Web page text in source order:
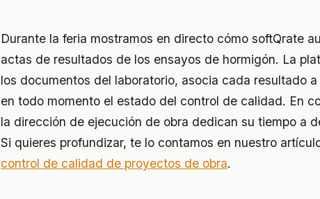
Durante la feria mostramos en directo cómo softQrate
actas de resultados de los ensayos de hormigón. La
los documentos del laboratorio, asocia cada resultado
en todo momento el estado del control de calidad. En
la dirección de ejecución de obra dedican su tiempo a
Si quieres profundizar, te lo contamos en nuestro
control de calidad de proyectos de obra.